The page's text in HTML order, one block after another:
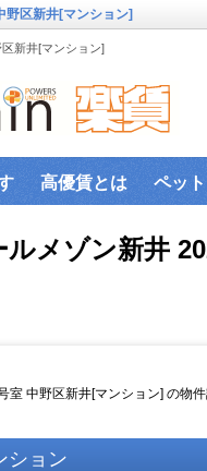
野区新井[マンション]
新井[マンション]
高優賃とは ペッ
『楽賃』
ルメゾン新井
室 中野区新井[マンション] の物件
ション